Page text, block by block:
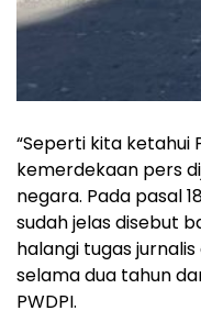
“Seperti kita ketahui
kemerdekaan pers
negara. Pada pasal
sudah jelas disebut
halangi tugas
selama dua tahun
PWDPI.